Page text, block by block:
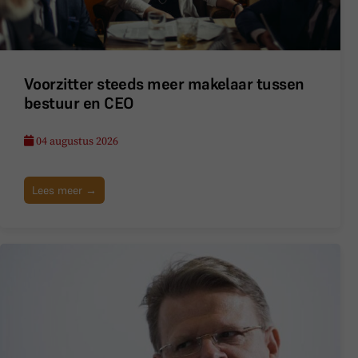
Voorzitter steeds meer makelaar tussen
bestuur en CEO
04 augustus 2026
Lees meer →